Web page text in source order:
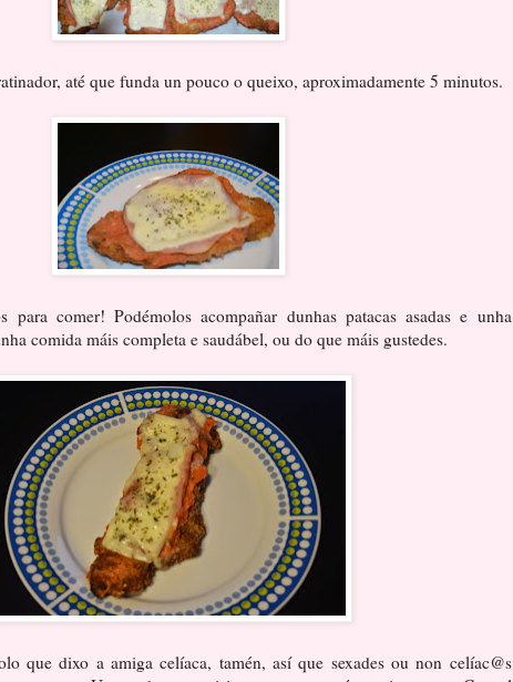
até que funda un pouco o queixo, aproximadamente 5 minutos.
para comer! Podémolos acompañar dunhas patacas asadas e unha
comida máis completa e saudábel, ou do que máis gustedes.
que dixo a amiga celíaca, tamén, así que sexades ou non celíac@s